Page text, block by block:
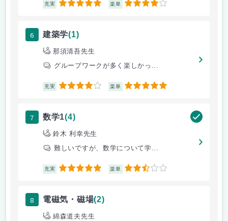
充実 5 楽単 4
6 建築学(1)
那須清吾先生
グループワークが多く楽しかっ...
充実 4 楽単 5
7 数学1(4)
鈴木 利幸先生
難しいですが、数学について学...
充実 5 楽単 2.5
8 電磁気・磁場(2)
綿森道夫先生